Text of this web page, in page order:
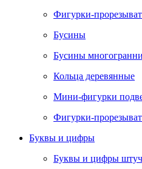
Фигурки-
Бусины
Бусины
Кольца деревянные
Мини-фигурки
Фигурки-
Буквы и цифры
Буквы и цифры